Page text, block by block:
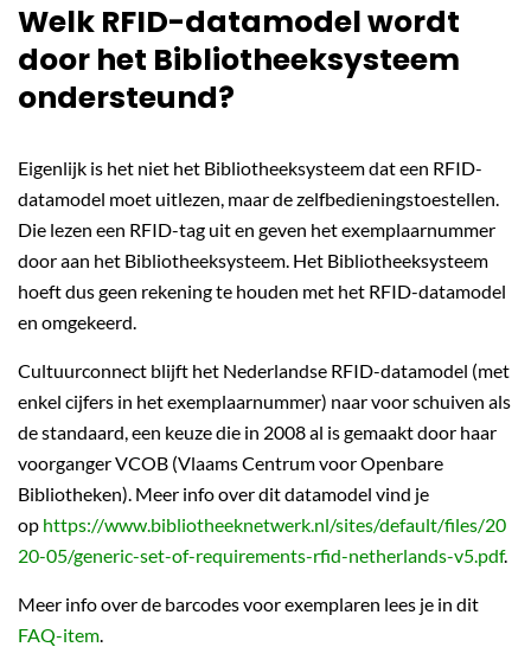
Welk RFID-datamodel wordt
door het Bibliotheeksysteem
ondersteund?
Eigenlijk is het niet het Bibliotheeksysteem dat een RFID-
datamodel moet uitlezen, maar de zelfbedieningstoestellen.
Die lezen een RFID-tag uit en geven het exemplaarnummer
door aan het Bibliotheeksysteem. Het Bibliotheeksysteem
hoeft dus geen rekening te houden met het RFID-datamodel
en omgekeerd.
Cultuurconnect blijft het Nederlandse RFID-datamodel (met
enkel cijfers in het exemplaarnummer) naar voor schuiven als
de standaard, een keuze die in 2008 al is gemaakt door haar
voorganger VCOB (Vlaams Centrum voor Openbare
Bibliotheken). Meer info over dit datamodel vind je
op https://www.bibliotheeknetwerk.nl/sites/default/files/20
20-05/generic-set-of-requirements-rfid-netherlands-v5.pdf.
Meer info over de barcodes voor exemplaren lees je in dit
FAQ-item.